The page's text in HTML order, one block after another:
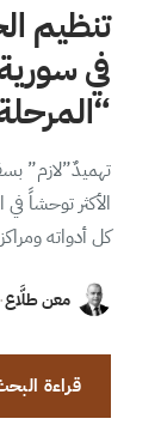
تنظيم
في
تهميدٌ”لازم”
الأكثر توحشاً
كل أدواته
معن طلَّاع·
قراءة